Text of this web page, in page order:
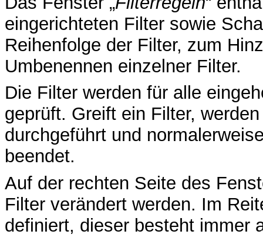
eingerichteten Filter sowie
Reihenfolge der Filter, zum
Umbenennen einzelner Filter.
Die Filter werden für alle
geprüft. Greift ein Filter,
durchgeführt und
beendet.
Auf der rechten Seite des
Filter verändert werden. Im
definiert, dieser besteht immer